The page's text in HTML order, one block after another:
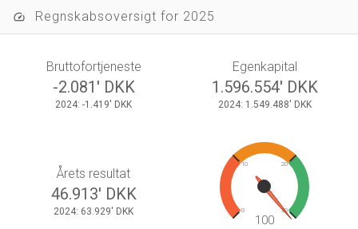
speed Regnskabsoversigt for 2025
Bruttofortjeneste
-2.081' DKK
2024: -1.419' DKK
Egenkapital
1.596.554' DKK
2024: 1.549.488' DKK
Årets resultat
46.913' DKK
2024: 63.929' DKK 0
10 20
30
100